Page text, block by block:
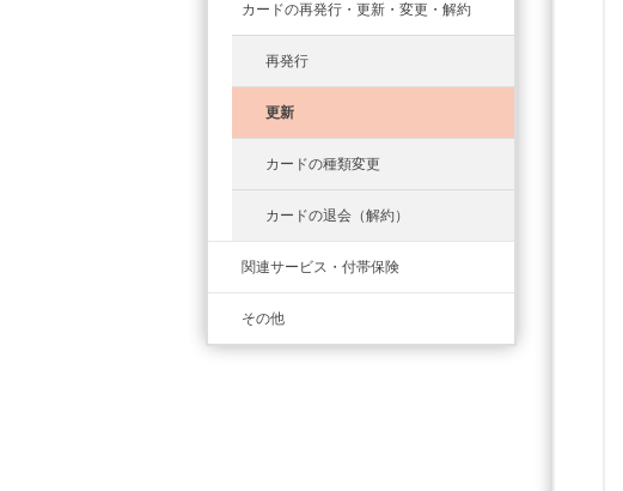
カードの再発行・更新・変更・解約
再発行
更新
カードの種類変更
カードの退会（解約）
関連サービス・付帯保険
その他